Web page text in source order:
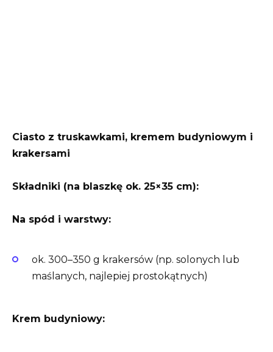
Ciasto z truskawkami, kremem budyniowym i
krakersami
Składniki (na blaszkę ok. 25×35 cm):
Na spód i warstwy:
ok. 300–350 g krakersów (np. solonych lub
maślanych, najlepiej prostokątnych)
Krem budyniowy: